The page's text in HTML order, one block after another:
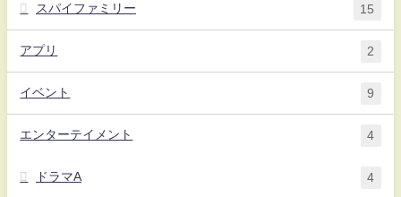
スパイファミリー 15
アプリ 2
イベント 9
エンターテイメント 4
ドラマA 4